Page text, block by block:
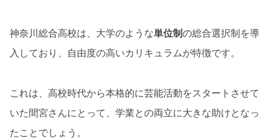
神奈川総合高校は、大学のような単位制の総合選択制を導
入しており、自由度の高いカリキュラムが特徴です。
これは、高校時代から本格的に芸能活動をスタートさせて
いた間宮さんにとって、学業との両立に大きな助けとなっ
たことでしょう。